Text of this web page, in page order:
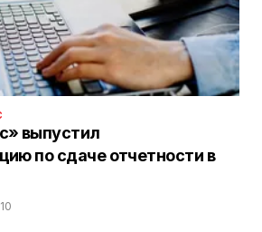
выпустил
по сдаче отчетности в